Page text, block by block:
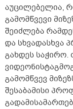
აუცილებელია,
გამომწვევი
შეიძლება
და სხვადასხვა
გახდეს საჭირო.
გამომწვევ
შესაბამისი